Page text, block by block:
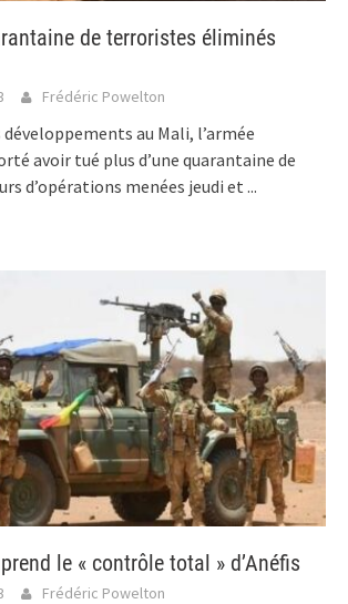
de terroristes éliminés
Frédéric Powelton
développements au Mali, l’armée
avoir tué plus d’une quarantaine de
d’opérations menées jeudi et ...
le « contrôle total » d’Anéfis
Frédéric Powelton